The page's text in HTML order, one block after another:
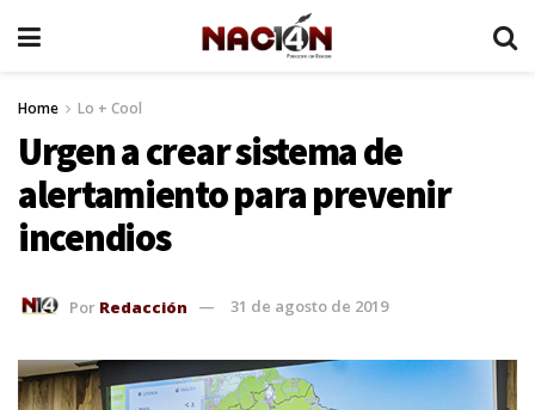
Home Lo + Cool
Urgen a crear sistema de
alertamiento para prevenir
incendios
Por Redacción 31 de agosto de 2019